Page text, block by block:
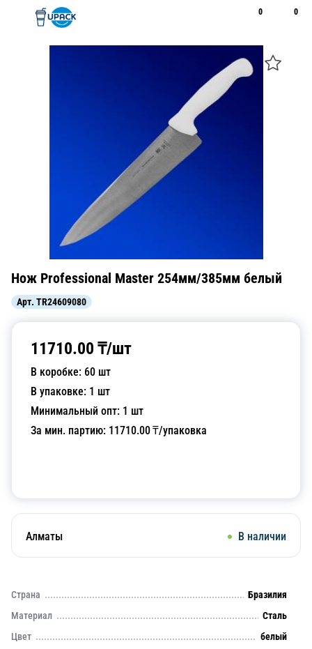
0 0
Нож Professional Master 254мм/385мм белый
Арт. TR24609080
11710.00 ₸/шт
В коробке: 60 шт
В упаковке: 1 шт
Минимальный опт: 1 шт
За мин. партию: 11710.00₸/упаковка
Алматы В наличии
Страна
Бразилия
Материал
Сталь
Цвет
белый